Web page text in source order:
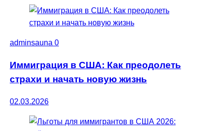
adminsauna 0
Иммиграция в США: Как преодолеть
страхи и начать новую жизнь
02.03.2026